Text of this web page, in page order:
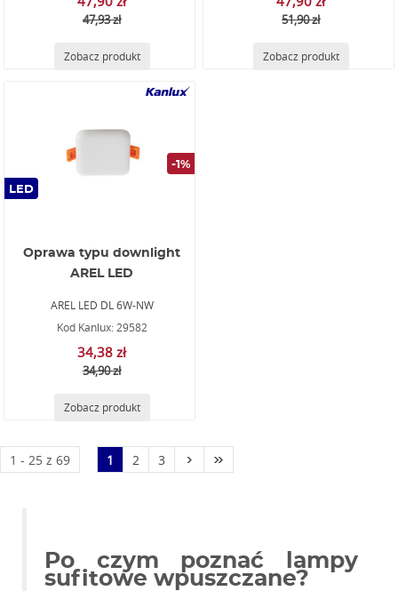
47,93 zł
Zobacz produkt
51,90 zł
Zobacz produkt
LED
-1%
Oprawa typu downlight
AREL LED
AREL LED DL 6W-NW
Kod Kanlux: 29582
34,38 zł
34,90 zł
Zobacz produkt
1 - 25 z 69 1 2 3 › »
Po czym poznać lampy
sufitowe wpuszczane?